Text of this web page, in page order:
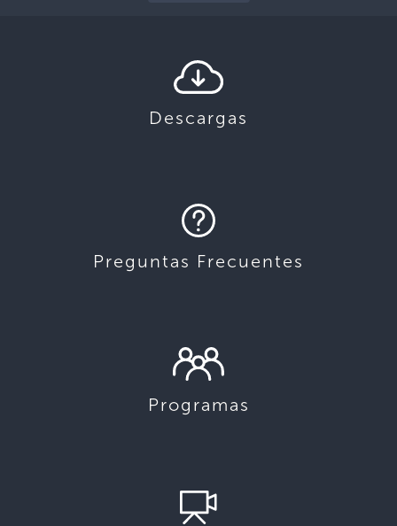
Descargas
Preguntas Frecuentes
Programas